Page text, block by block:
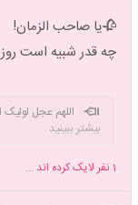
💚17 روز مانده به عید غدیر 💚
🌺با تغییر عکس
🥀یا صاحب الزمان!
چه قدر شبیه است
اللهم عجل
بیشتر ببینید
1نفر لایک کرده اند ...